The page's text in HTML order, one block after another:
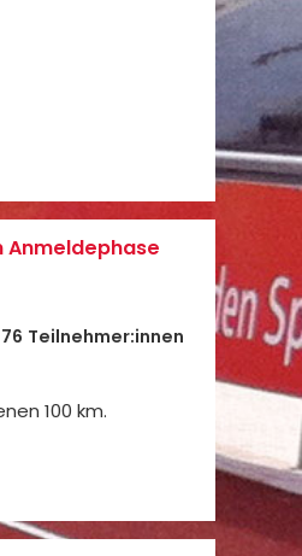
Anmeldephase
Teilnehmer:innen
100 km.